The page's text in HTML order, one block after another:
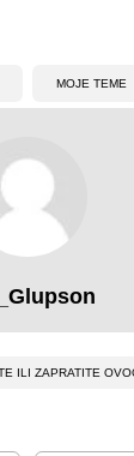
MOJE TEME
ILI ZAPRATITE